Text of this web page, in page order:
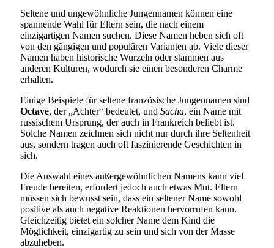
Seltene und ungewöhnliche Jungennamen können eine
spannende Wahl für Eltern sein, die nach einem
einzigartigen Namen suchen. Diese Namen heben sich oft
von den gängigen und populären Varianten ab. Viele dieser
Namen haben historische Wurzeln oder stammen aus
anderen Kulturen, wodurch sie einen besonderen Charme
erhalten.
Einige Beispiele für seltene französische Jungennamen sind
Octave, der „Achter“ bedeutet, und Sacha, ein Name mit
russischem Ursprung, der auch in Frankreich beliebt ist.
Solche Namen zeichnen sich nicht nur durch ihre Seltenheit
aus, sondern tragen auch oft faszinierende Geschichten in
sich.
Die Auswahl eines außergewöhnlichen Namens kann viel
Freude bereiten, erfordert jedoch auch etwas Mut. Eltern
müssen sich bewusst sein, dass ein seltener Name sowohl
positive als auch negative Reaktionen hervorrufen kann.
Gleichzeitig bietet ein solcher Name dem Kind die
Möglichkeit, einzigartig zu sein und sich von der Masse
abzuheben.